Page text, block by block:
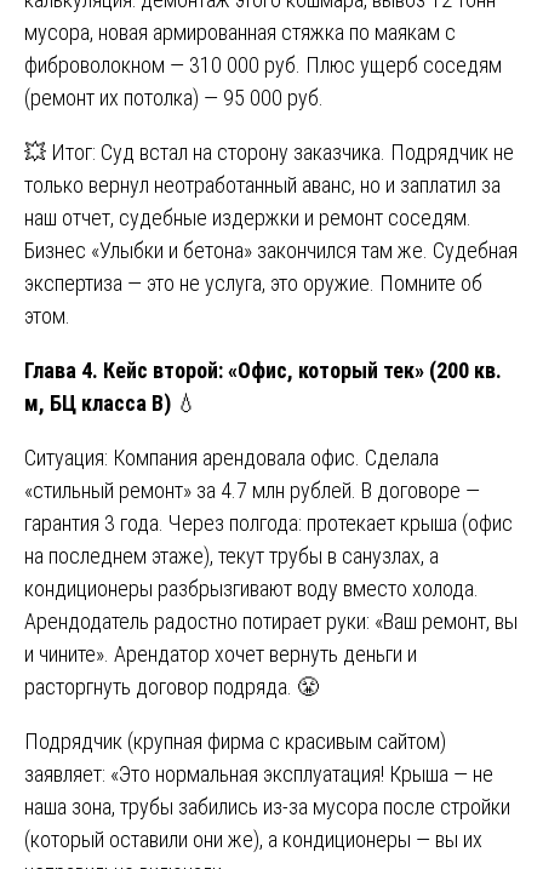
мусора, новая армированная стяжка по маякам с
фиброволокном — 310 000 руб. Плюс ущерб соседям
(ремонт их потолка) — 95 000 руб.
💥 Итог: Суд встал на сторону заказчика. Подрядчик не
только вернул неотработанный аванс, но и заплатил за
наш отчет, судебные издержки и ремонт соседям.
Бизнес «Улыбки и бетона» закончился там же. Судебная
экспертиза — это не услуга, это оружие. Помните об
этом.
Глава 4. Кейс второй: «Офис, который тек» (200 кв.
м, БЦ класса B) 💧
Ситуация: Компания арендовала офис. Сделала
«стильный ремонт» за 4.7 млн рублей. В договоре —
гарантия 3 года. Через полгода: протекает крыша (офис
на последнем этаже), текут трубы в санузлах, а
кондиционеры разбрызгивают воду вместо холода.
Арендодатель радостно потирает руки: «Ваш ремонт, вы
и чините». Арендатор хочет вернуть деньги и
расторгнуть договор подряда. 😤
Подрядчик (крупная фирма с красивым сайтом)
заявляет: «Это нормальная эксплуатация! Крыша — не
наша зона, трубы забились из-за мусора после стройки
(который оставили они же), а кондиционеры — вы их